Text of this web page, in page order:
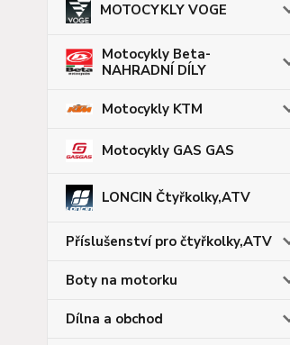
MOTOCYKLY VOGE
Motocykly Beta-
NAHRADNÍ DÍLY
Motocykly KTM
Motocykly GAS GAS
LONCIN Čtyřkolky,ATV
Příslušenství pro čtyřkolky,ATV
Boty na motorku
Dílna a obchod